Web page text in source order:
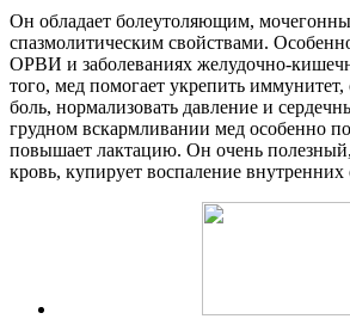
Он обладает болеутоляющим,
спазмолитическим свойствами.
ОРВИ и заболеваниях желудочно-
того, мед помогает укрепить иммунитет,
боль, нормализовать давление и
грудном вскармливании мед особенно
повышает лактацию. Он очень
кровь, купирует воспаление внутренних